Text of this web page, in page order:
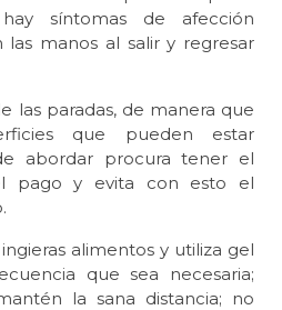
síntomas de afección
las manos al salir y regresar
las paradas, de manera que
que pueden estar
abordar procura tener el
pago y evita con esto el
alimentos y utiliza gel
que sea necesaria;
la sana distancia; no